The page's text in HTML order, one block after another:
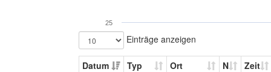
25
Einträge anzeigen
Datum Typ Ort N Zeit